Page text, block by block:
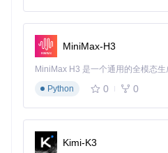
操作效果：实现多系统快速切换
模式
验证方法
操作流程与注意事项 ⚠️
标准操作步骤
准备工作
确保电脑电量≥50%或连接
MiniMax-H3
Python
0 0
Kimi-K3